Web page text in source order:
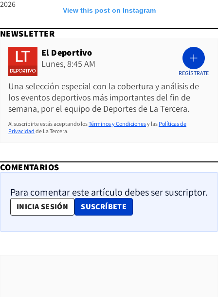
View this post on Instagram
2026
NEWSLETTER
El Deportivo
Lunes, 8:45 AM
Una selección especial con la cobertura y análisis de
los eventos deportivos más importantes del fin de
semana, por el equipo de Deportes de La Tercera.
REGÍSTRATE
Al suscribirte estás aceptando losTérminos y Condicionesy las Políticas de
Privacidad de La Tercera.
COMENTARIOS
Para comentar este artículo debes ser suscriptor.
INICIA SESIÓN SUSCRÍBETE
OPENS IN NEW WINDOW